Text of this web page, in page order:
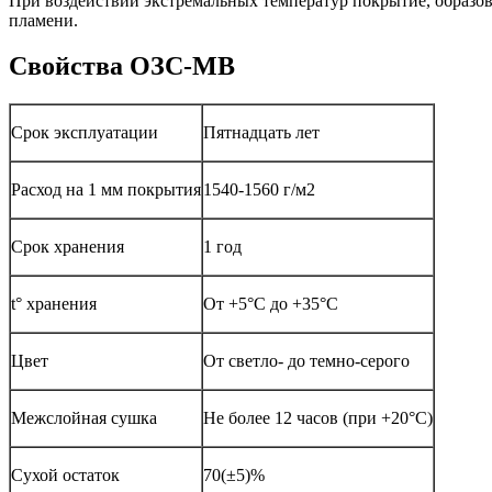
пламени.
Свойства ОЗС-МВ
Срок эксплуатации Пятнадцать лет
Расход на 1 мм покрытия1540-1560 г/м2
Срок хранения 1 год
t° хранения От +5°С до +35°С
Цвет От светло- до темно-серого
Межслойная сушка Не более 12 часов (при +20°С)
Сухой остаток 70(±5)%